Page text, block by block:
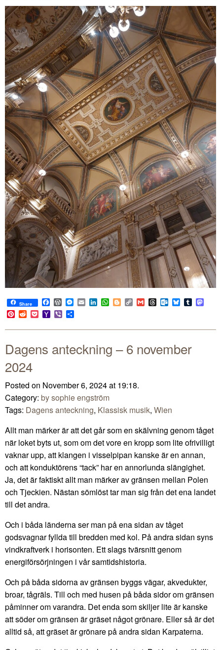
Share Facebook
WordPress
Messenger
EmailLinkedIn
WhatsApp
BloggerCopy
Link
GmailThreadsOutlook.com
BlueskyTumblr
Pinterest
RedditPocketYahoo
Mail
Viber
Dagens anteckning – 6 november
2024
Posted on November 6, 2024 at 19:18.
Category: by sophie engström
Tags: Dagens anteckning, Klassisk musik, Wien
Allt man märker är att det går som en skälvning genom tåget
när loket byts ut, som om det vore en kropp som lite ofrivilligt
vaknar upp, att klangen i visselpipan kanske är en annan,
och att konduktörens “tack” har en annorlunda slängighet.
Ja, det är faktiskt allt man märker av gränsen mellan Polen
och Tjeckien. Nästan sömlöst tar man sig från det ena landet
till det andra.
Och i båda länderna ser man på ena sidan av tåget
godsvagnar fyllda till bredden med kol. På andra sidan syns
vindkraftverk i horisonten. Ett slags tvärsnitt genom
energiförsörjningen i vår samtidshistoria.
Och på båda sidorna av gränsen byggs vägar, akvedukter,
broar, tågräls. Till och med husen på båda sidor om gränsen
påminner om varandra. Det enda som skiljer lite är kanske
att söder om gränsen är gräset något grönare. Eller så är det
alltid så, att gräset är grönare på andra sidan Karpaterna.